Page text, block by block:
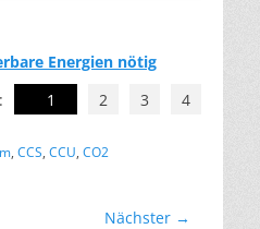
Energien nötig
1 2 3 4
, CCS, CCU, CO2
Nächster →